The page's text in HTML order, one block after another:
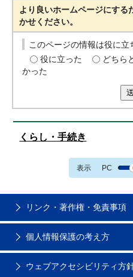
より良いホームページにする
かせください。
このページの情報は役に立
役に立った
どちら
かった
くらし・手続き
表示 PC
リンク・著作権・免責事項
個人情報保護の考え方
ウェブアクセシビリティ方